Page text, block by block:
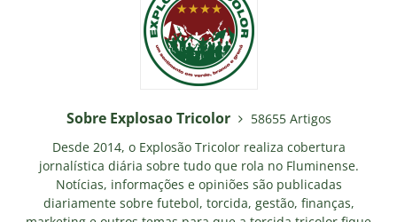
Sobre Explosao Tricolor
58655 Artigos
Desde 2014, o Explosão Tricolor realiza cobertura
jornalística diária sobre tudo que rola no Fluminense.
Notícias, informações e opiniões são publicadas
diariamente sobre futebol, torcida, gestão, finanças,